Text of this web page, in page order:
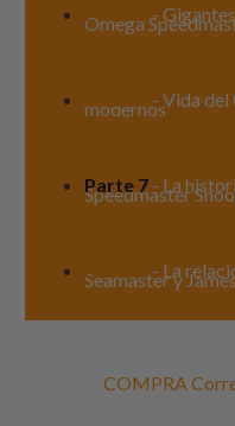
Parte 5 -
Omega
- Vida del
modernos
Parte 7 - La
Speedmaster
Parte 8- La
Seamaster y
COMPRA